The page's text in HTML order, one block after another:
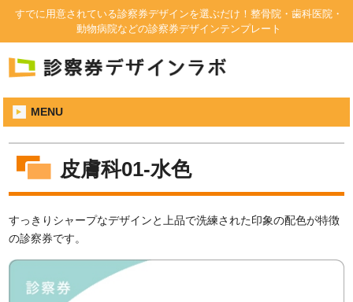
すでに用意されている診察券デザインを選ぶだけ！整骨院・歯科医院・
動物病院などの診察券デザインテンプレート
MENU
皮膚科01-水色
すっきりシャープなデザインと上品で洗練された印象の配色が特徴
の診察券です。